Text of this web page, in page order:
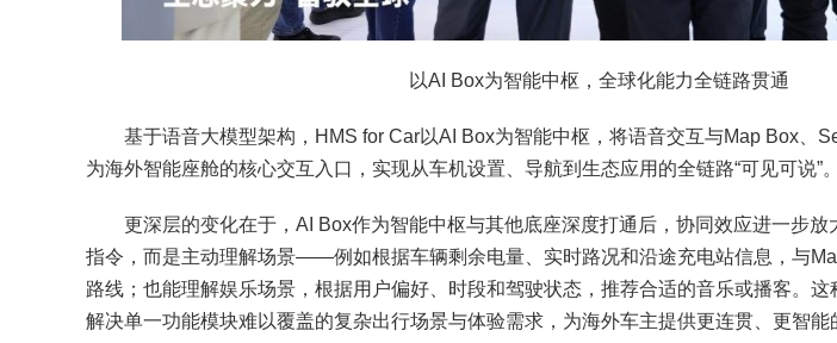
以AI Box为智能中枢，全球化能力全链路贯通
基于语音大模型架构，HMS for Car以AI Box为智能中枢，将语音交互与Map Box、
为海外智能座舱的核心交互入口，实现从车机设置、导航到生态应用的全链路“可见可说”。
更深层的变化在于，AI Box作为智能中枢与其他底座深度打通后，协同效应进一步放
指令，而是主动理解场景——例如根据车辆剩余电量、实时路况和沿途充电站信息，与
路线；也能理解娱乐场景，根据用户偏好、时段和驾驶状态，推荐合适的音乐或播客。
解决单一功能模块难以覆盖的复杂出行场景与体验需求，为海外车主提供更连贯、更智能